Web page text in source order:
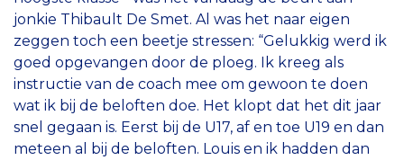
jonkie Thibault De Smet. Al was het naar eigen
zeggen toch een beetje stressen: “Gelukkig werd ik
goed opgevangen door de ploeg. Ik kreeg als
instructie van de coach mee om gewoon te doen
wat ik bij de beloften doe. Het klopt dat het dit jaar
snel gegaan is. Eerst bij de U17, af en toe U19 en dan
meteen al bij de beloften. Louis en ik hadden dan